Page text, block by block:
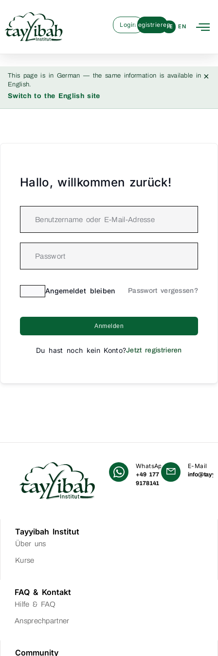
DE EN
LoginRegistrieren
This page is in German — the same information is available in
English.
Switch to the English site
×
Hallo, willkommen zurück!
Angemeldet bleiben Passwort vergessen?
Anmelden
Du hast noch kein Konto?Jetzt registrieren
WhatsApp
+49 177
9178141
E-Mail
Tayyibah Institut
Über uns
Kurse
FAQ & Kontakt
Hilfe & FAQ
Ansprechpartner
Community